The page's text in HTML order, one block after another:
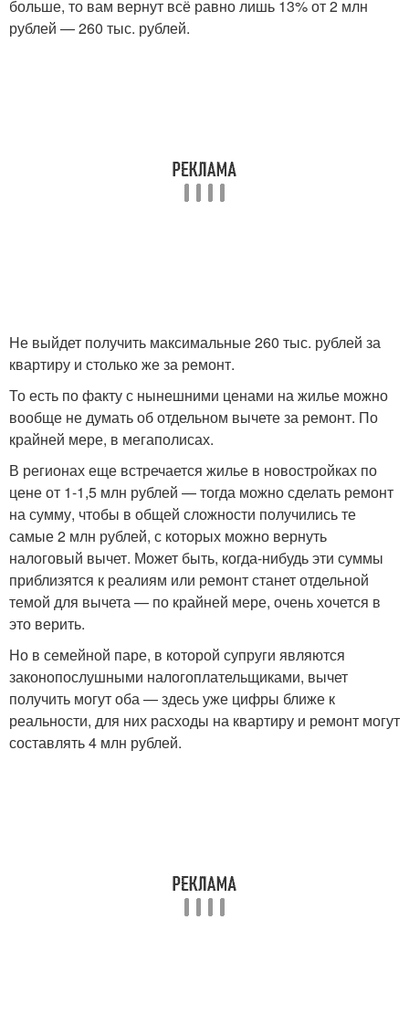
больше, то вам вернут всё равно лишь 13% от 2 млн
рублей — 260 тыс. рублей.
Не выйдет получить максимальные 260 тыс. рублей за
квартиру и столько же за ремонт.
То есть по факту с нынешними ценами на жилье можно
вообще не думать об отдельном вычете за ремонт. По
крайней мере, в мегаполисах.
В регионах еще встречается жилье в новостройках по
цене от 1-1,5 млн рублей — тогда можно сделать ремонт
на сумму, чтобы в общей сложности получились те
самые 2 млн рублей, с которых можно вернуть
налоговый вычет. Может быть, когда-нибудь эти суммы
приблизятся к реалиям или ремонт станет отдельной
темой для вычета — по крайней мере, очень хочется в
это верить.
Но в семейной паре, в которой супруги являются
законопослушными налогоплательщиками, вычет
получить могут оба — здесь уже цифры ближе к
реальности, для них расходы на квартиру и ремонт могут
составлять 4 млн рублей.